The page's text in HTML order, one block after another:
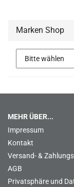
Marken Shop
MEHR ÜBER...
Impressum
Kontakt
Versand- &
AGB
Privatsphäre und